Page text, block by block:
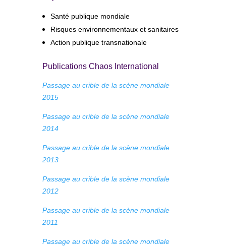
Santé publique mondiale
Risques environnementaux et sanitaires
Action publique transnationale
Publications Chaos International
Passage au crible de la scène mondiale
2015
Passage au crible de la scène mondiale
2014
Passage au crible de la scène mondiale
2013
Passage au crible de la scène mondiale
2012
Passage au crible de la scène mondiale
2011
Passage au crible de la scène mondiale